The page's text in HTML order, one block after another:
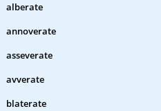
alberate
annoverate
asseverate
avverate
blaterate